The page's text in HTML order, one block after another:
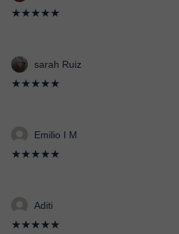
★★★★★
sarah Ruiz
★★★★★
Emilio I M
★★★★★
Aditi
★★★★★